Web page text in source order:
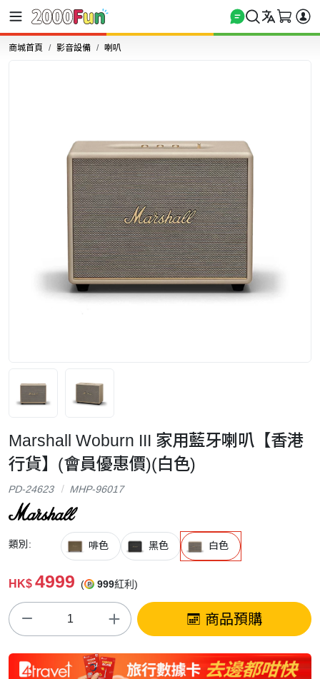
商城首頁 影音設備 喇叭
Marshall Woburn III 家用藍牙喇叭【香港
行貨】(會員優惠價)(白色)
PD-24623 MHP-96017
類別: 啡色 黑色 白色
HK$ 4999 ( 999紅利)
商品預購